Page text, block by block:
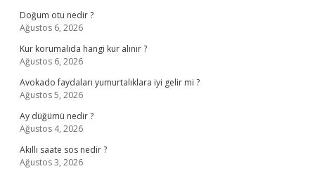
Doğum otu nedir ?
Ağustos 6, 2026
Kur korumalıda hangi kur alınır ?
Ağustos 6, 2026
Avokado faydaları yumurtalıklara iyi gelir mi ?
Ağustos 5, 2026
Ay düğümü nedir ?
Ağustos 4, 2026
Akıllı saate sos nedir ?
Ağustos 3, 2026